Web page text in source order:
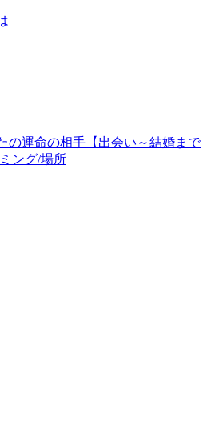
の運命の相手【出会い～結婚まで
ング/場所